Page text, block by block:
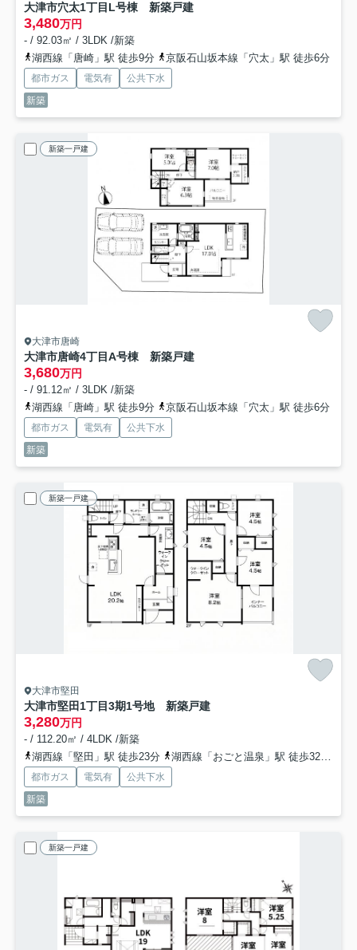
大津市穴太1丁目L号棟 新築戸建
3,480万円
- / 92.03㎡ / 3LDK /新築
湖西線「唐崎」駅 徒歩9分
京阪石山坂本線「穴太」駅 徒歩6分
都市ガス 電気有
公共下水
新築
新築一戸建
大津市唐崎
大津市唐崎4丁目A号棟 新築戸建
3,680万円
- / 91.12㎡ / 3LDK /新築
湖西線「唐崎」駅 徒歩9分
京阪石山坂本線「穴太」駅 徒歩6分
都市ガス 電気有
公共下水
新築
新築一戸建
大津市堅田
大津市堅田1丁目3期1号地 新築戸建
3,280万円
- / 112.20㎡ / 4LDK /新築
湖西線「堅田」駅 徒歩23分
湖西線「おごと温泉」駅 徒歩32分
都市ガス 電気有
公共下水
新築
新築一戸建